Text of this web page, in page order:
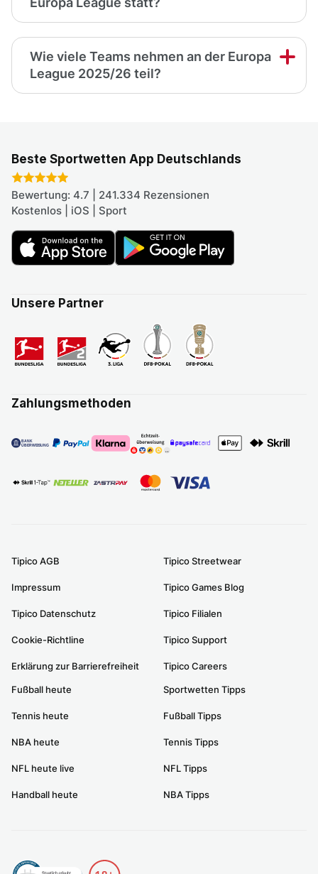
Wie viele Teams nehmen an der Europa
League 2025/26 teil?
Beste Sportwetten App Deutschlands
Bewertung: 4.7 | 241.334 Rezensionen
Kostenlos | iOS | Sport
Unsere Partner
Zahlungsmethoden
Tipico AGB
Impressum
Tipico Datenschutz
Cookie-Richtline
Erklärung zur Barrierefreiheit
Tipico Streetwear
Tipico Games Blog
Tipico Filialen
Tipico Support
Tipico Careers
Fußball heute
Tennis heute
NBA heute
NFL heute live
Handball heute
Sportwetten Tipps
Fußball Tipps
Tennis Tipps
NFL Tipps
NBA Tipps